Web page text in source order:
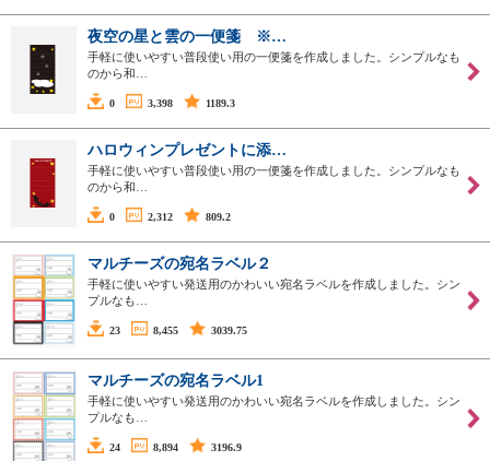
夜空の星と雲の一便箋 ※…
手軽に使いやすい普段使い用の一便箋を作成しました。シンプルなも
のから和…
0 3,398 1189.3
ハロウィンプレゼントに添…
手軽に使いやすい普段使い用の一便箋を作成しました。シンプルなも
のから和…
0 2,312 809.2
マルチーズの宛名ラベル２
手軽に使いやすい発送用のかわいい宛名ラベルを作成しました。シン
プルなも…
23 8,455 3039.75
マルチーズの宛名ラベル1
手軽に使いやすい発送用のかわいい宛名ラベルを作成しました。シン
プルなも…
24 8,894 3196.9